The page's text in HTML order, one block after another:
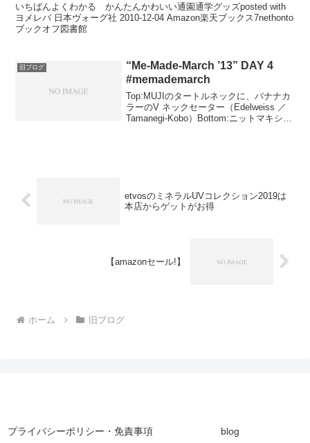
いちばんよくわかる かんたんかわいい通園通学グッズposted with
ヨメレバ 日本ヴォーグ社 2010-12-04 Amazon楽天ブックス7nethonto
ブックオフ図書館
旧ブログ
“Me-Made-March ’13” DAY 4
#memademarch
Top:MUJIのタートルネックに、バナナカ
ラーのV ネックセーター（Edelweiss ／
Tamanegi-Kobo）Bottom:ニットマキシス
etvosのミネラルUVコレクション2019は
本店からゲットがお得
【amazonセール!】
ホーム 旧ブログ
プライバシーポリシー・免責事項 blog